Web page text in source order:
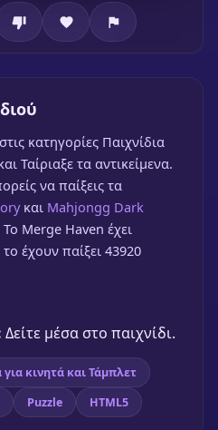
κατηγορίες Παιχνίδια
Ταίριαξε τα αντικείμενα.
να παίξεις τα
και Mahjongg Dark
Το Merge Haven έχει
έχουν παίξει 43920
Δείτε μέσα στο παιχνίδι.
για κινητά και Τάμπλετ
Puzzle HTML5